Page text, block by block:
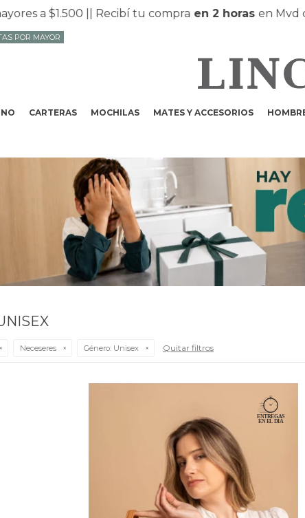
a $1.500 || Recibí tu compraen 2 horasen Mvd con
CARTERAS MOCHILAS MATES Y ACCESORIOS
POR MAYOR
Neceseres Género: Unisex Quitar filtros